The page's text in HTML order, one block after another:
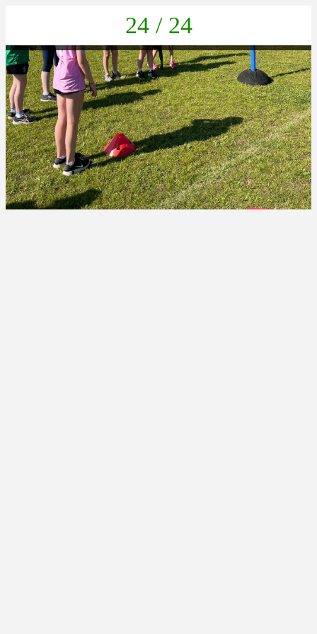
24 / 24
C7B884A1-F3A6-4470-B1D3-0A3E4B47EC13